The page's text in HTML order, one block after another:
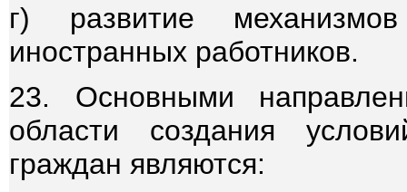
г) развитие механизмов
иностранных работников.
23. Основными
области создания
граждан являются: